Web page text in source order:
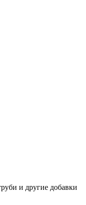
и другие добавки